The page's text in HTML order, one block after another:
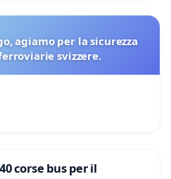
agiamo per la sicurezza
svizzere.
corse bus per il